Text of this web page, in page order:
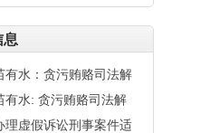
息
有水：贪污贿赂司法解
有水: 贪污贿赂司法解
理虚假诉讼刑事案件适